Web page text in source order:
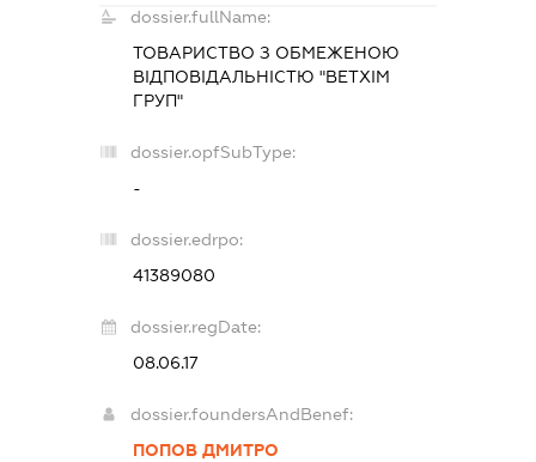
dossier.fullName:
ТОВАРИСТВО З ОБМЕЖЕНОЮ
ВІДПОВІДАЛЬНІСТЮ "ВЕТХІМ
ГРУП"
dossier.opfSubType:
-
dossier.edrpo:
41389080
dossier.regDate:
08.06.17
dossier.foundersAndBenef:
ПОПОВ ДМИТРО